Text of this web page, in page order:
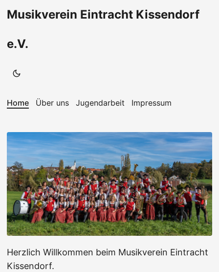
Musikverein Eintracht Kissendorf
e.V.
Home Über uns Jugendarbeit Impressum
Herzlich Willkommen beim Musikverein Eintracht
Kissendorf.